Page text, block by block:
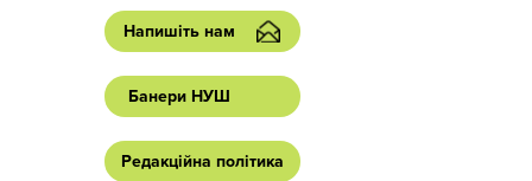
Напишіть нам
Банери НУШ
Редакційна політика